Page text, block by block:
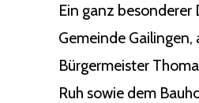
Ein ganz besonderer
Gemeinde Gailingen,
Bürgermeister
Ruh sowie dem